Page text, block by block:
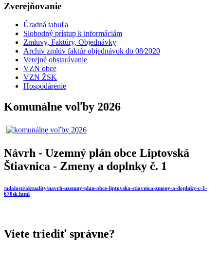
Zverejňovanie
Úradná tabuľa
Slobodný prístup k informáciám
Zmluvy, Faktúry, Objednávky
Archív zmlúv faktúr objednávok do 08⁄2020
Verejné obstarávanie
VZN obce
VZN ŽSK
Hospodárenie
Komunálne voľby 2026
Návrh - Uzemný plán obce Liptovská
Štiavnica - Zmeny a doplnky č. 1
/udalosti/aktuality/navrh-uzemny-plan-obce-liptovska-stiavnica-zmeny-a-doplnky-c-1-
670sk.html
Viete triediť správne?